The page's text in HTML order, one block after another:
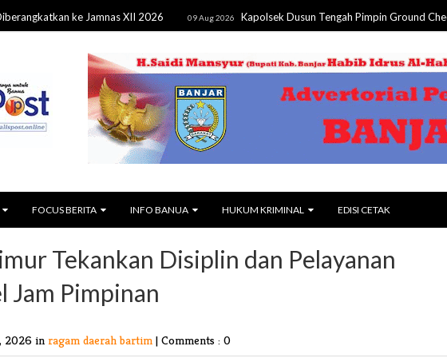
ke Jamnas XII 2026 09 Aug 2026 Kapolsek Dusun Tengah Pimpin Ground Check
FOCUS BERITA INFO BANUA HUKUM KRIMINAL EDISI CETAK
Tekankan Disiplin dan Pelayanan
Jam Pimpinan
2026 in ragam daerah bartim | Comments : 0